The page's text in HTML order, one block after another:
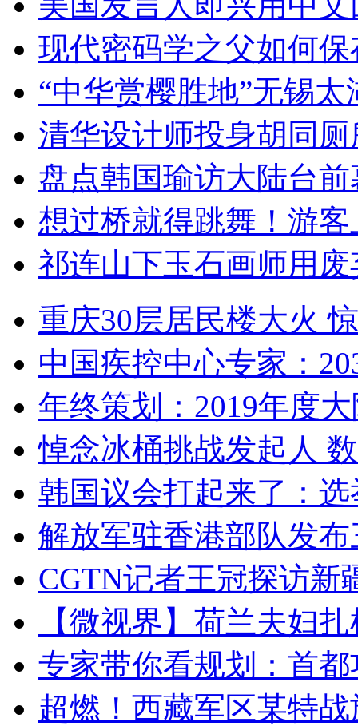
现代密码学之父如何
“中华赏樱胜地”无锡
清华设计师投身胡同
盘点韩国瑜访大陆台
想过桥就得跳舞！游客
祁连山下玉石画师用
重庆30层居民楼大火
中国疾控中心专家：
年终策划：2019年度
悼念冰桶挑战发起人
韩国议会打起来了：
解放军驻香港部队发
CGTN记者王冠探访新
【微视界】荷兰夫妇
专家带你看规划：首
超燃！西藏军区某特